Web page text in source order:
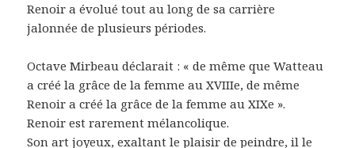
Renoir a évolué tout au long de sa carrière
jalonnée de plusieurs périodes.
Octave Mirbeau déclarait : « de même que Watteau
a créé la grâce de la femme au XVIIIe, de même
Renoir a créé la grâce de la femme au XIXe ».
Renoir est rarement mélancolique.
Son art joyeux, exaltant le plaisir de peindre, il le